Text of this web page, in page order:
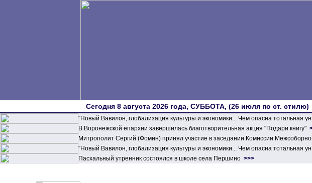
Сегодня 8 августа 2026 года, СУББОТА, (26 июля по ст. стилю)
"Новый Вавилон, глобализация культуры и экономики... Чем опасна тотальная
В Воронежской епархии завершилась благотворительная акция "Подари книгу"
Митрополит Сергий (Фомин) принял участие в заседании Комиссии
"Новый Вавилон, глобализация культуры и экономики... Чем опасна тотальная
Пасхальный утренник состоялся в школе села Першино >>>